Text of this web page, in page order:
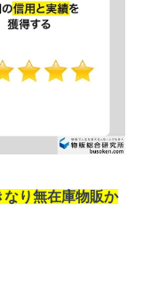
なり無在庫物販か